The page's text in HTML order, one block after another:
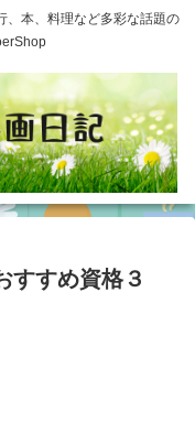
、本、料理など多彩な話題の
すすめ資格３